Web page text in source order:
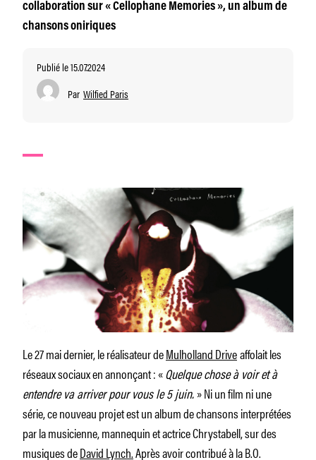
collaboration sur « Cellophane Memories », un album de
chansons oniriques
Publié le 15.07.2024
Par Wilfied Paris
Le 27 mai dernier, le réalisateur deMulholland Driveaffolait les
réseaux sociaux en annonçant : «Quelque chose à voir et à
entendre va arriver pour vous le 5 juin.» Ni un film ni une
série, ce nouveau projet est un album de chansons interprétées
par la musicienne, mannequin et actrice Chrystabell, sur des
musiques deDavid Lynch.Après avoir contribué à la B.O.